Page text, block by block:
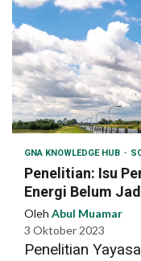
GNA KNOWLEDGE HUB
Penelitian: Isu
Energi Belum
Oleh Abul Muamar
3 Oktober 2023
Penelitian